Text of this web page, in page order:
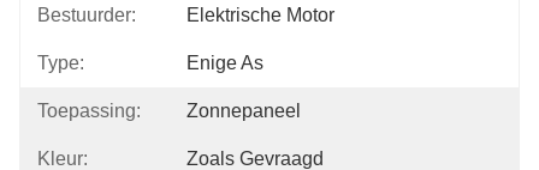
Bestuurder: Elektrische Motor
Type: Enige As
Toepassing: Zonnepaneel
Kleur: Zoals Gevraagd